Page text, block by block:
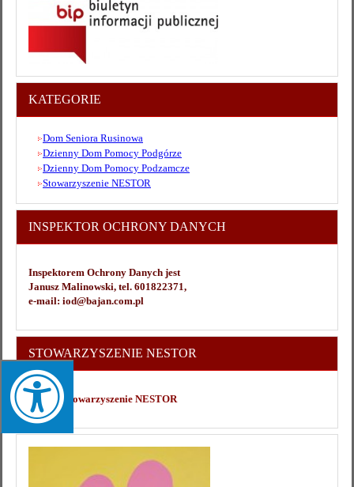
KATEGORIE
Dom Seniora Rusinowa
Dzienny Dom Pomocy Podgórze
Dzienny Dom Pomocy Podzamcze
Stowarzyszenie NESTOR
INSPEKTOR OCHRONY DANYCH
Inspektorem Ochrony Danych jest
Janusz Malinowski, tel. 601822371,
e-mail: iod@bajan.com.pl
STOWARZYSZENIE NESTOR
Zobacz Stowarzyszenie NESTOR